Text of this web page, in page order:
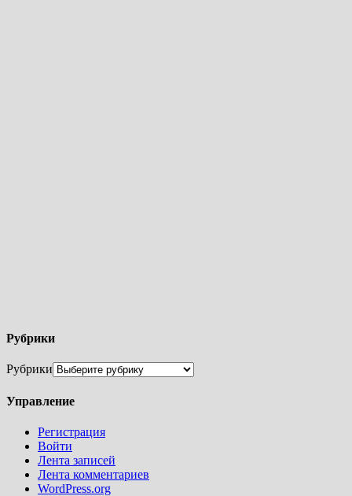
Рубрики
Рубрики
Управление
Регистрация
Войти
Лента записей
Лента комментариев
WordPress.org